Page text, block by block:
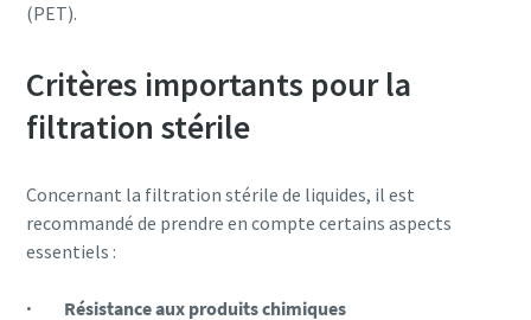
(PET).
Critères importants pour la
filtration stérile
Concernant la filtration stérile de liquides, il est
recommandé de prendre en compte certains aspects
essentiels :
· Résistance aux produits chimiques